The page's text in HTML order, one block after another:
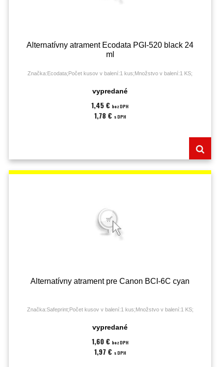
Alternatívny atrament Ecodata PGI-520 black 24
ml
Značka:Ecodata;Počet kusov v balení:1 kus;Množstvo v balení:1 KS;
vypredané
1,45 € bez DPH
1,78 € s DPH
Alternatívny atrament pre Canon BCI-6C cyan
Značka:Safeprint;Počet kusov v balení:1 kus;Množstvo v balení:1 KS;
vypredané
1,60 € bez DPH
1,97 € s DPH